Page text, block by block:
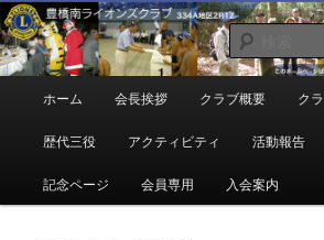
メ
イ
ン
コ
サ
ブ
コ
ン
豊橋南ライオンズクラ
地域奉仕ボランティア
ュ
ホーム 会長挨拶 クラブ概要 ク
歴代三役 アクティビティ 活動報告
記念ページ 会員専用 入会案内